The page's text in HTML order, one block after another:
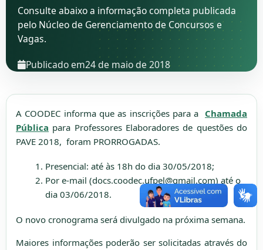
Consulte abaixo a informação completa publicada
pelo Núcleo de Gerenciamento de Concursos e
Vagas.
Publicado em24 de maio de 2018
A COODEC informa que as inscrições para a Chamada
Pública para Professores Elaboradores de questões do
PAVE 2018, foram PRORROGADAS.
Presencial: até às 18h do dia 30/05/2018;
Por e-mail (docs.coodec.ufpel@gmail.com) até o
dia 03/06/2018.
O novo cronograma será divulgado na próxima semana.
Maiores informações poderão ser solicitadas através do